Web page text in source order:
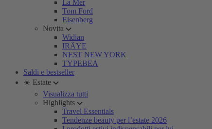
La Mer
Tom Ford
Eisenberg
Novita
Widian
IRÄYE
NEST NEW YORK
TYPEBEA
Saldi e bestseller
☀️ Estate
Visualizza tutti
Highlights
Travel Essentials
Tendenze beauty per l’estate 2026